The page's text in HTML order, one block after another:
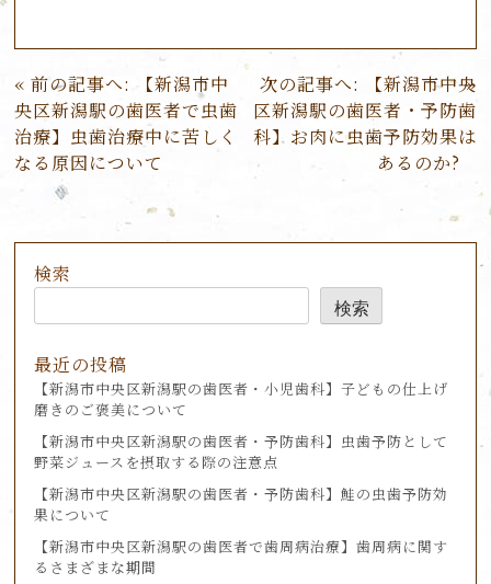
投
稿
ナ
ビ
シ
前の記事へ:
【新潟市中
央区新潟駅の歯医者で虫歯
治療】虫歯治療中に苦しく
なる原因について
次の記事へ:
【新潟市中央
区新潟駅の歯医者・予防歯
科】お肉に虫歯予防効果は
あるのか?
検索
検索
最近の投稿
【新潟市中央区新潟駅の歯医者・小児歯科】子どもの仕上げ
磨きのご褒美について
【新潟市中央区新潟駅の歯医者・予防歯科】虫歯予防として
野菜ジュースを摂取する際の注意点
【新潟市中央区新潟駅の歯医者・予防歯科】鮭の虫歯予防効
果について
【新潟市中央区新潟駅の歯医者で歯周病治療】歯周病に関す
るさまざまな期間